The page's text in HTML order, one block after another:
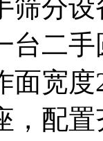
筛分
台二
面宽
，配